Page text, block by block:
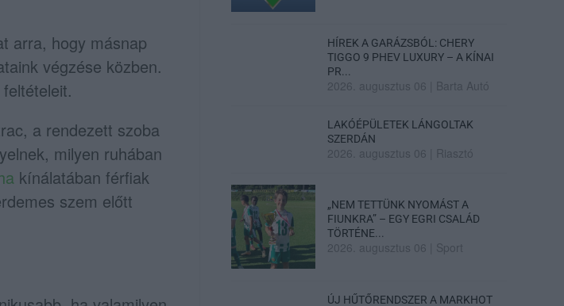
arra, hogy másnap
végzése közben.
a rendezett szoba
milyen ruhában
kínálatában férfiak
szem előtt
HÍREK A GARÁZSBÓL: CHERY
TIGGO 9 PHEV LUXURY – A KÍNAI
PR...
2026. augusztus 06 Barta Autó
LAKÓÉPÜLETEK LÁNGOLTAK
SZERDÁN
2026. augusztus 06 Riasztó
„NEM TETTÜNK NYOMÁST A
FIUNKRA” – EGY EGRI CSALÁD
TÖRTÉNE...
2026. augusztus 06 Sport
ÚJ HŰTŐRENDSZER A MARKHOT